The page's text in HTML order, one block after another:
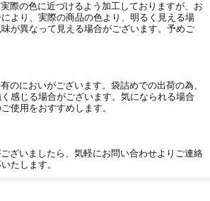
際の色に近づけるよう加工しておりますが、お
より、実際の商品の色より、明るく見える場
が異なって見える場合がございます。予めご
のにおいがございます。袋詰めでの出荷の為、
感じる場合がございます。気になられる場合
使用をおすすめします。
ざいましたら、気軽にお問い合わせよりご連絡
たします。